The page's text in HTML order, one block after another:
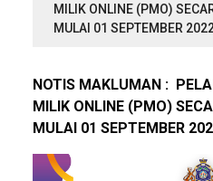
MILIK ONLINE (PMO)
MULAI 01 SEPTEMBER
NOTIS MAKLUMAN :
MILIK ONLINE (PMO)
MULAI 01 SEPTEMBER